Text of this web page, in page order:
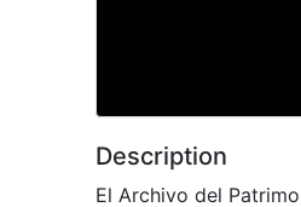
Description
El Archivo del